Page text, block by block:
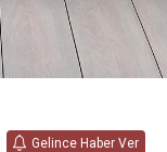
Gelince Haber Ver